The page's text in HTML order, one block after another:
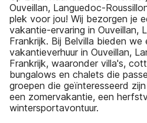
Ouveillan, Languedoc-
plek voor jou! Wij bezorgen je
vakantie-ervaring in Ouveillan,
Frankrijk. Bij Belvilla bieden
vakantieverhuur in Ouveillan,
Frankrijk, waaronder villa's,
bungalows en chalets die
groepen die geïnteresseerd
een zomervakantie, een
wintersportavontuur.